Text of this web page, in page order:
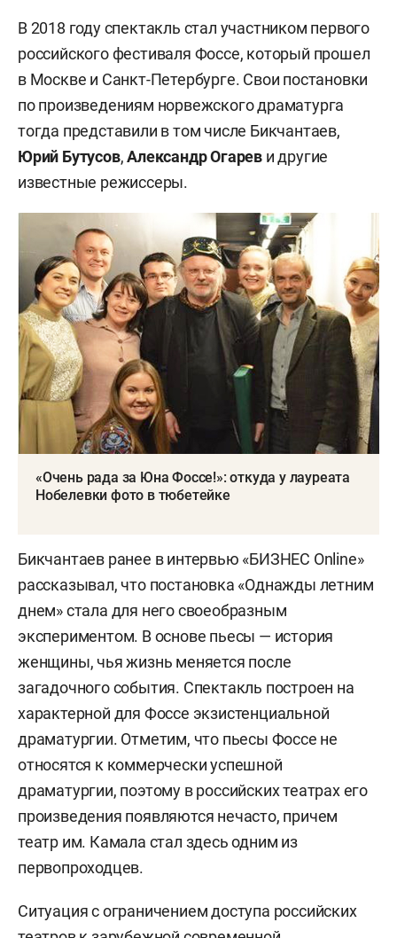
В 2018 году спектакль стал участником первого
российского фестиваля Фоссе, который прошел
в Москве и Санкт-Петербурге. Свои постановки
по произведениям норвежского драматурга
тогда представили в том числе Бикчантаев,
Юрий Бутусов,Александр Огарев и другие
известные режиссеры.
«Очень рада за Юна Фоссе!»: откуда у лауреата
Нобелевки фото в тюбетейке
Бикчантаев ранее в интервью «БИЗНЕС Online»
рассказывал, что постановка «Однажды летним
днем» стала для него своеобразным
экспериментом. В основе пьесы — история
женщины, чья жизнь меняется после
загадочного события. Спектакль построен на
характерной для Фоссе экзистенциальной
драматургии. Отметим, что пьесы Фоссе не
относятся к коммерчески успешной
драматургии, поэтому в российских театрах его
произведения появляются нечасто, причем
театр им. Камала стал здесь одним из
первопроходцев.
Ситуация с ограничением доступа российских